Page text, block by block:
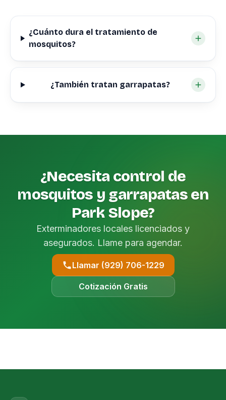
¿Cuánto dura el tratamiento de
mosquitos?
¿También tratan garrapatas?
¿Necesita control de
mosquitos y garrapatas en
Park Slope?
Exterminadores locales licenciados y
asegurados. Llame para agendar.
Llamar (929) 706-1229
Cotización Gratis